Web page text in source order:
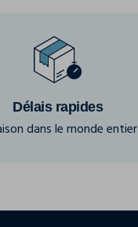
Délais rapides
dans le monde entier